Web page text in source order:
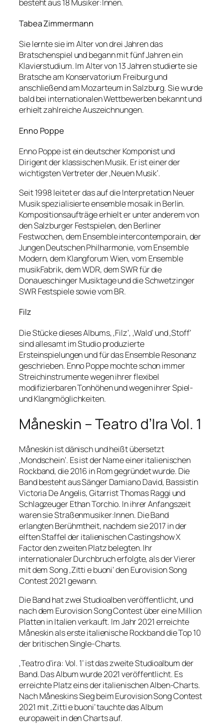
besteht aus 18 Musiker:Innen.
Tabea Zimmermann
Sie lernte sie im Alter von drei Jahren das
Bratschenspiel und begann mit fünf Jahren ein
Klavierstudium. Im Alter von 13 Jahren studierte sie
Bratsche am Konservatorium Freiburg und
anschließend am Mozarteum in Salzburg. Sie wurde
bald bei internationalen Wettbewerben bekannt und
erhielt zahlreiche Auszeichnungen.
Enno Poppe
Enno Poppe ist ein deutscher Komponist und
Dirigent der klassischen Musik. Er ist einer der
wichtigsten Vertreter der ‚Neuen Musik‘.
Seit 1998 leitet er das auf die Interpretation Neuer
Musik spezialisierte ensemble mosaik in Berlin.
Kompositionsaufträge erhielt er unter anderem von
den Salzburger Festspielen, den Berliner
Festwochen, dem Ensemble intercontemporain, der
Jungen Deutschen Philharmonie, vom Ensemble
Modern, dem Klangforum Wien, vom Ensemble
musikFabrik, dem WDR, dem SWR für die
Donaueschinger Musiktage und die Schwetzinger
SWR Festspiele sowie vom BR.
Filz
Die Stücke dieses Albums, ‚Filz‘, ‚Wald‘ und ‚Stoff‘
sind allesamt im Studio produzierte
Ersteinspielungen und für das Ensemble Resonanz
geschrieben. Enno Poppe mochte schon immer
Streichinstrumente wegen ihrer flexibel
modifizierbaren Tonhöhen und wegen ihrer Spiel-
und Klangmöglichkeiten.
Måneskin – Teatro d’Ira Vol. 1
Måneskin ist dänisch und heißt übersetzt
‚Mondschein‘. Es ist der Name einer italienischen
Rockband, die 2016 in Rom gegründet wurde. Die
Band besteht aus Sänger Damiano David, Bassistin
Victoria De Angelis, Gitarrist Thomas Raggi und
Schlagzeuger Ethan Torchio. In ihrer Anfangszeit
waren sie Straßenmusiker:Innen. Die Band
erlangten Berühmtheit, nachdem sie 2017 in der
elften Staffel der italienischen Castingshow X
Factor den zweiten Platz belegten. Ihr
internationaler Durchbruch erfolgte, als der Vierer
mit dem Song ‚Zitti e buoni‘ den Eurovision Song
Contest 2021 gewann.
Die Band hat zwei Studioalben veröffentlicht, und
nach dem Eurovision Song Contest über eine Million
Platten in Italien verkauft. Im Jahr 2021 erreichte
Måneskin als erste italienische Rockband die Top 10
der britischen Single-Charts.
‚Teatro d’ira: Vol. 1‘ ist das zweite Studioalbum der
Band. Das Album wurde 2021 veröffentlicht. Es
erreichte Platz eins der italienischen Alben-Charts.
Nach Måneskins Sieg beim Eurovision Song Contest
2021 mit ‚Zitti e buoni‘ tauchte das Album
europaweit in den Charts auf.